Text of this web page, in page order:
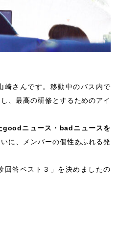
崎さんです。移動中のバス内で
、最高の研修とするためのアイ
goodニュース・badニュースを
に、メンバーの個性あふれる発
回答ベスト３」を決めましたの